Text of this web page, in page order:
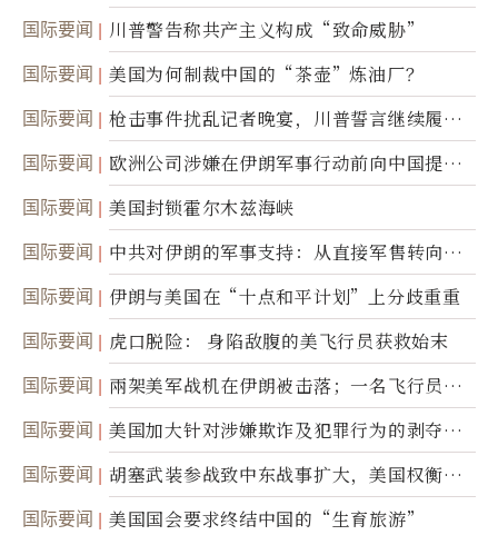
国际要闻 川普警告称共产主义构成“致命威胁”
国际要闻 美国为何制裁中国的“茶壶”炼油厂？
国际要闻
枪击事件扰乱记者晚宴，川普誓言继续履行
职责
国际要闻
欧洲公司涉嫌在伊朗军事行动前向中国提供
美军基地的卫星图像
国际要闻 美国封锁霍尔木兹海峡
国际要闻
中共对伊朗的军事支持：从直接军售转向间
接技术转让
国际要闻 伊朗与美国在“十点和平计划”上分歧重重
国际要闻 虎口脱险： 身陷敌腹的美飞行员获救始末
国际要闻
兩架美军战机在伊朗被击落；一名飞行员失
踪
国际要闻
美国加大针对涉嫌欺诈及犯罪行为的剥夺公
民权力度
国际要闻
胡塞武装参战致中东战事扩大，美国权衡地
面入侵的可能性
国际要闻 美国国会要求终结中国的“生育旅游”